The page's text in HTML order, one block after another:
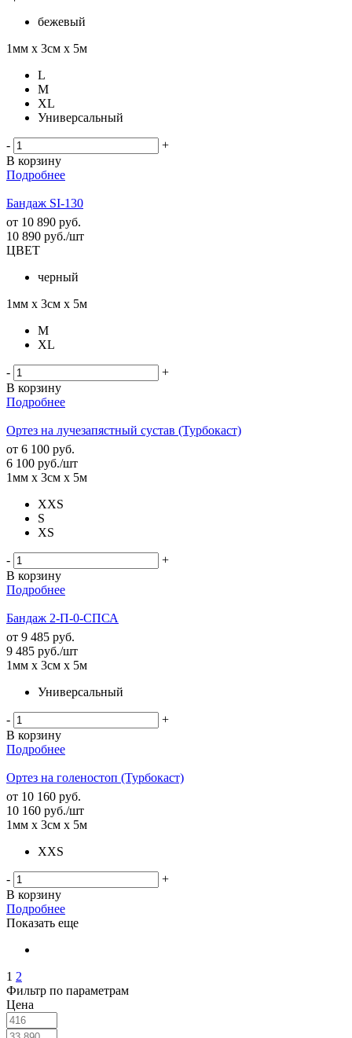
бежевый
1мм х 3см х 5м
L
M
XL
Универсальный
-
+
В корзину
Подробнее
Бандаж SI-130
от 10 890 руб.
10 890 руб./шт
ЦВЕТ
черный
1мм х 3см х 5м
M
XL
-
+
В корзину
Подробнее
Ортез на лучезапястный сустав (Турбокаст)
от 6 100 руб.
6 100 руб./шт
1мм х 3см х 5м
XXS
S
XS
-
+
В корзину
Подробнее
Бандаж 2-П-0-СПСА
от 9 485 руб.
9 485 руб./шт
1мм х 3см х 5м
Универсальный
-
+
В корзину
Подробнее
Ортез на голеностоп (Турбокаст)
от 10 160 руб.
10 160 руб./шт
1мм х 3см х 5м
ХХS
-
+
В корзину
Подробнее
Показать еще
1 2
Фильтр по параметрам
Цена